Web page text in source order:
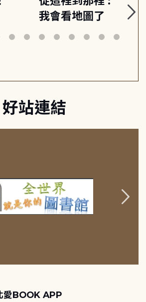
我會看地圖了
美
好站連結
愛BOOK APP